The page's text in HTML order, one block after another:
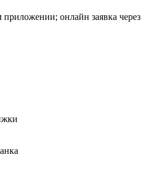
онлайн заявка через